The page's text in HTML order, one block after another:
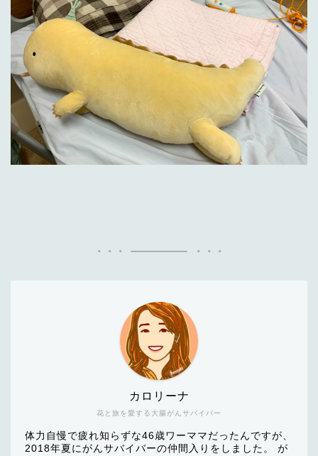
花と旅を愛する大腸がんサバイバー
カロリーナ
体力自慢で疲れ知らずな46歳ワーママだったんですが、
2018年夏にがんサバイバーの仲間入りをしました。 が